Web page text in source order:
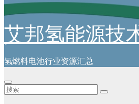
艾邦氢能源技
氢燃料电池行业资源汇总